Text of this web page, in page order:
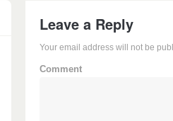
Leave a Reply
Your email address will not be
Comment